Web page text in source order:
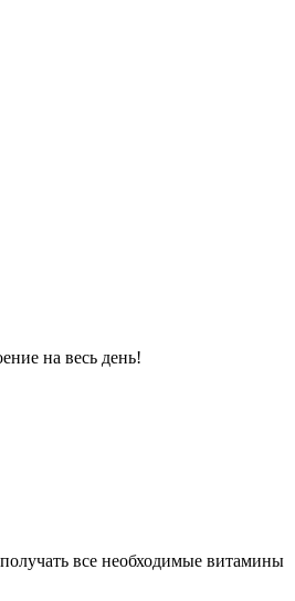
на весь день!
все необходимые витамины